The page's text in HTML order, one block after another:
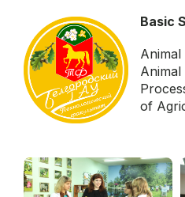
Basic
Animal
of